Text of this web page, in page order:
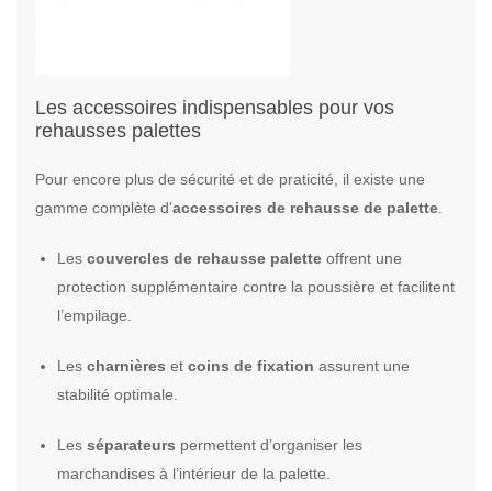
Les accessoires indispensables pour vos
rehausses palettes
Pour encore plus de sécurité et de praticité, il existe une
gamme complète d’accessoires de rehausse de palette.
Les couvercles de rehausse paletteoffrent une
protection supplémentaire contre la poussière et facilitent
l’empilage.
Les charnières et coins de fixation assurent une
stabilité optimale.
Les séparateurs permettent d’organiser les
marchandises à l’intérieur de la palette.